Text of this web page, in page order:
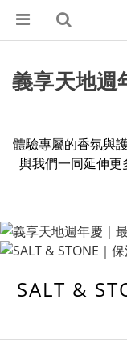
義享天地週
體驗專屬的香氛與
與我們一同延伸更
SALT &